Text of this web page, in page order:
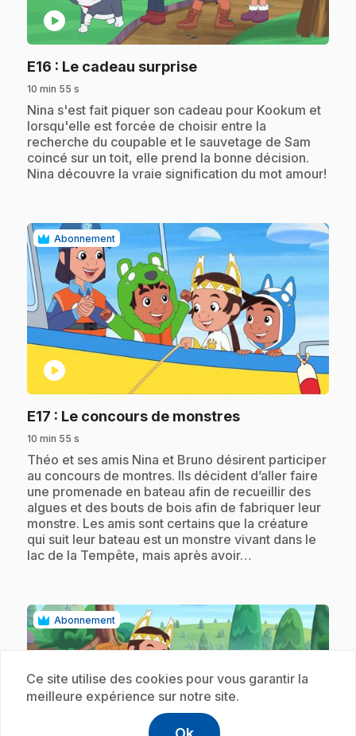
play_circle
E16 : Le cadeau surprise.
10 min 55 s
.Nina s'est fait piquer son cadeau pour Kookum et
lorsqu'elle est forcée de choisir entre la
recherche du coupable et le sauvetage de Sam
coincé sur un toit, elle prend la bonne décision.
Nina découvre la vraie signification du mot amour!
Abonnement
play_circle
E17 : Le concours de monstres.
10 min 55 s
.Théo et ses amis Nina et Bruno désirent participer
au concours de montres. Ils décident d’aller faire
une promenade en bateau afin de recueillir des
algues et des bouts de bois afin de fabriquer leur
monstre. Les amis sont certains que la créature
qui suit leur bateau est un monstre vivant dans le
lac de la Tempête, mais après avoir…
Abonnement
Ce site utilise des cookies pour vous garantir la
meilleure expérience sur notre site.